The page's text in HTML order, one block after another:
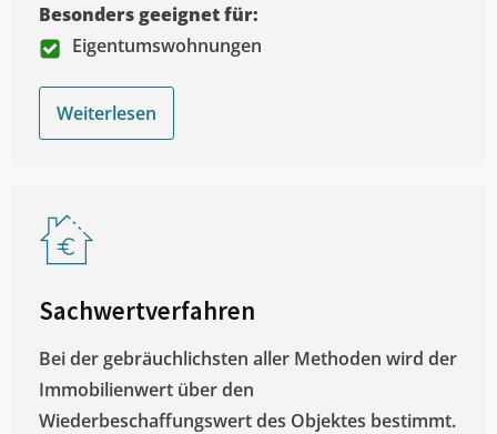
Besonders geeignet für:
Eigentumswohnungen
Weiterlesen
Sachwertverfahren
Bei der gebräuchlichsten aller Methoden wird der
Immobilienwert über den
Wiederbeschaffungswert des Objektes bestimmt.